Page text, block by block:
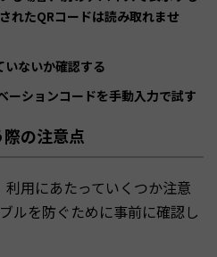
れたQRコードは読み取れませ
いないか確認する
ーションコードを手動入力で試す
の注意点
用にあたっていくつか注意
ルを防ぐために事前に確認し